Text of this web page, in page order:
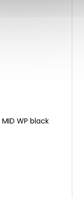
MID WP black